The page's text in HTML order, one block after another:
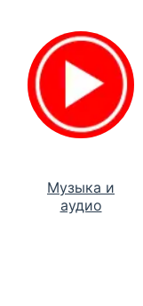
Музыка и
аудио